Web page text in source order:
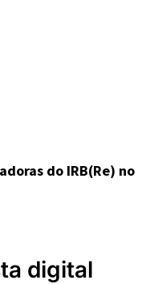
do IRB(Re) no
digital